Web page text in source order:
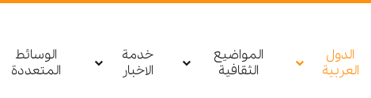
الدول
العربیة
المواضيع
الثقافية
خدمة
الاخبار
الوسائط
المتعددة